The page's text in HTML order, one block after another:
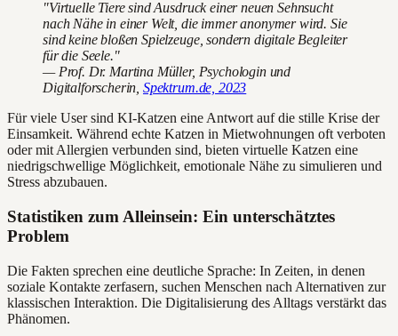
"Virtuelle Tiere sind Ausdruck einer neuen Sehnsucht
nach Nähe in einer Welt, die immer anonymer wird. Sie
sind keine bloßen Spielzeuge, sondern digitale Begleiter
für die Seele."
— Prof. Dr. Martina Müller, Psychologin und
Digitalforscherin, Spektrum.de, 2023
Für viele User sind KI-Katzen eine Antwort auf die stille Krise der
Einsamkeit. Während echte Katzen in Mietwohnungen oft verboten
oder mit Allergien verbunden sind, bieten virtuelle Katzen eine
niedrigschwellige Möglichkeit, emotionale Nähe zu simulieren und
Stress abzubauen.
Statistiken zum Alleinsein: Ein unterschätztes
Problem
Die Fakten sprechen eine deutliche Sprache: In Zeiten, in denen
soziale Kontakte zerfasern, suchen Menschen nach Alternativen zur
klassischen Interaktion. Die Digitalisierung des Alltags verstärkt das
Phänomen.